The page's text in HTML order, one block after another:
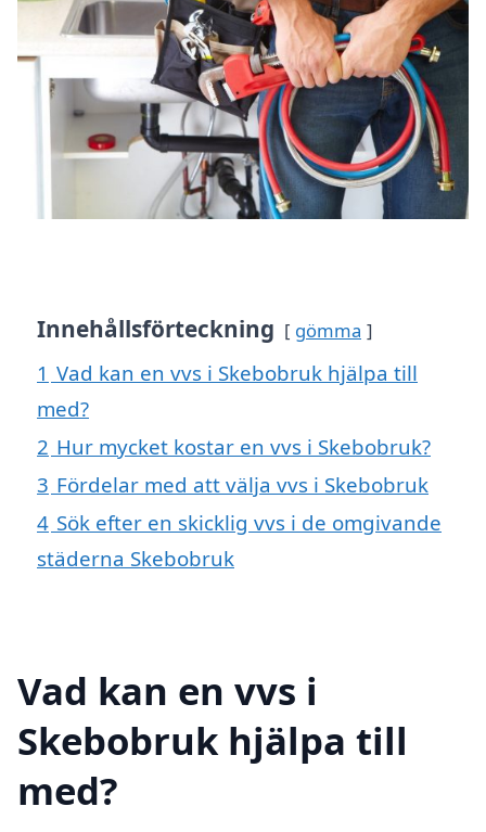
Innehållsförteckning gömma
1 Vad kan en vvs i Skebobruk hjälpa till
med?
2 Hur mycket kostar en vvs i Skebobruk?
3 Fördelar med att välja vvs i Skebobruk
4 Sök efter en skicklig vvs i de omgivande
städerna Skebobruk
Vad kan en vvs i
Skebobruk hjälpa till
med?